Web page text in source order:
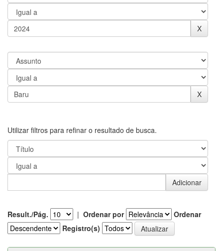
Utilizar filtros para refinar o resultado de busca.
Result./Pág. | Ordenar por
Ordenar
Registro(s)